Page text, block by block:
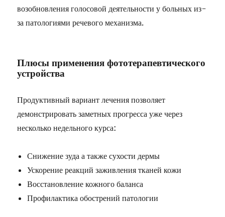
возобновления голосовой деятельности у больных из-
за патологиями речевого механизма.
Плюсы применения фототерапевтического
устройства
Продуктивный вариант лечения позволяет
демонстрировать заметных прогресса уже через
несколько недельного курса:
Снижение зуда а также сухости дермы
Ускорение реакций заживления тканей кожи
Восстановление кожного баланса
Профилактика обострений патологии